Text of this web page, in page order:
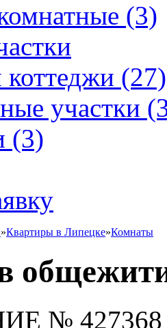
(3)
(27)
участки
(3)
»Квартиры в Липецке»Комнаты
№ 427368